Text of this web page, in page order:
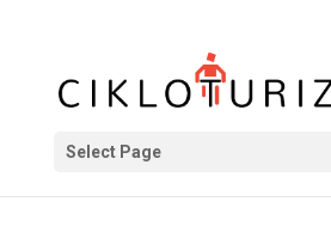
Select Page